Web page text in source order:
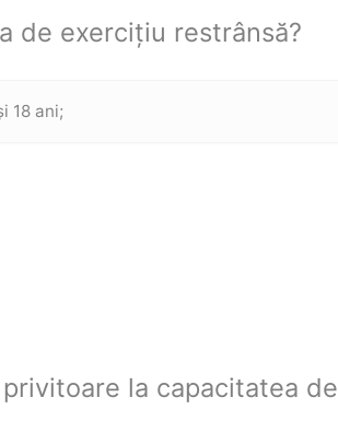
de exercițiu restrânsă?
18 ani;
la capacitatea de